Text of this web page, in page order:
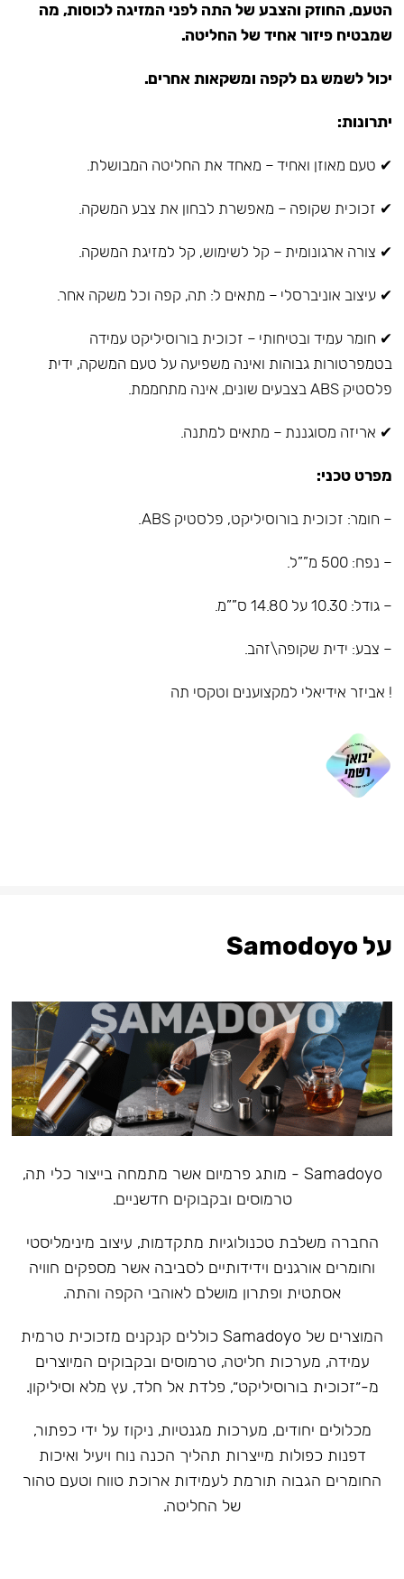
הטעם, החוזק והצבע של התה לפני המזיגה לכוסות, מה
שמבטיח פיזור אחיד של החליטה.
יכול לשמש גם לקפה ומשקאות אחרים.
יתרונות:
✔ טעם מאוזן ואחיד – מאחד את החליטה המבושלת.
✔ זכוכית שקופה – מאפשרת לבחון את צבע המשקה.
✔ צורה ארגונומית – קל לשימוש, קל למזיגת המשקה.
✔ עיצוב אוניברסלי – מתאים ל: תה, קפה וכל משקה אחר.
✔ חומר עמיד ובטיחותי – זכוכית בורוסיליקט עמידה
בטמפרטורות גבוהות ואינה משפיעה על טעם המשקה, ידית
פלסטיק ABS בצבעים שונים, אינה מתחממת.
✔ אריזה מסוגננת – מתאים למתנה.
מפרט טכני:
– חומר: זכוכית בורוסיליקט, פלסטיק ABS.
– נפח: 500 מ””ל.
– גודל: 10.30 על 14.80 ס””מ.
– צבע: ידית שקופה\זהב.
! אביזר אידיאלי למקצוענים וטקסי תה
על Samodoyo
Samadoyo - מותג פרמיום אשר מתמחה בייצור כלי תה,
טרמוסים ובקבוקים חדשניים.
‏החברה משלבת טכנולוגיות מתקדמות, עיצוב מינימליסטי
וחומרים אורגנים וידידותיים לסביבה אשר מספקים חוויה
אסתטית ופתרון מושלם לאוהבי הקפה והתה.
המוצרים של Samadoyo כוללים קנקנים מזכוכית טרמית
עמידה, מערכות חליטה, טרמוסים ובקבוקים המיוצרים
מ-״זכוכית בורוסיליקט״, פלדת אל חלד, עץ מלא וסיליקון.
מכלולים יחודים, מערכות מגנטיות, ניקוז על ידי כפתור,
דפנות כפולות מייצרות תהליך הכנה נוח ויעיל ואיכות
החומרים הגבוה תורמת לעמידות ארוכת טווח וטעם טהור
של החליטה.